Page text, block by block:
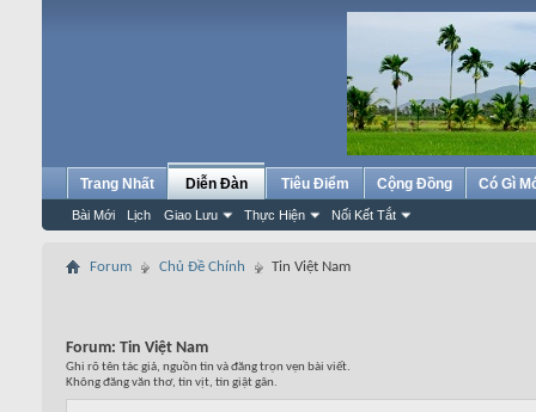
Trang Nhất Diễn Đàn
Bài Mới Lịch Giao Lưu Thực Hiện Nối Kết Tắt
Tiêu Điểm Cộng Đồng Có Gì
Forum Chủ Đề Chính Tin Việt Nam
Forum: Tin Việt Nam
Ghi rõ tên tác giả, nguồn tin và đăng trọn vẹn bài viết.
Không đăng văn thơ, tin vịt, tin giật gân.